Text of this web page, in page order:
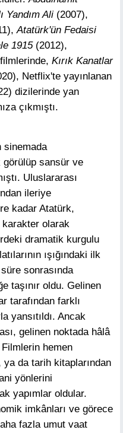
Yandım Ali (2007),
Atatürk'ün Fedaisi
1915(2012),
Kırık Kanatlar
Netflix'te yayınlanan
dizilerinde yan
çıkmıştı.
sinemada
görülüp sansür ve
Uluslararası
ileriye
kadar Atatürk,
karakter olarak
dramatik kurgulu
ışığındaki ilk
sonrasında
taşınır oldu. Gelinen
tarafından farklı
yansıtıldı. Ancak
gelinen noktada hâlâ
hemen
da tarih kitaplarından
yönlerini
yapımlar oldular.
imkânları ve görece
fazla umut vaat